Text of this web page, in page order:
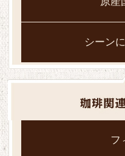
シーン
フ